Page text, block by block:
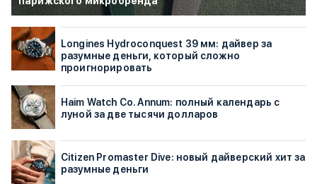
Longines Hydroconquest 39 мм: дайвер за
разумные деньги, который сложно
проигнорировать
Haim Watch Co. Annum: полный календарь с
луной за две тысячи долларов
Citizen Promaster Dive: новый дайверский хит за
разумные деньги